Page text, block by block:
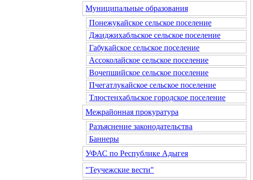
Муниципальные образования
Понежукайское сельское поселение
Джиджихабльское сельское поселение
Габукайское сельское поселение
Ассоколайское сельское поселение
Вочепшийское сельское поселение
Пчегатлукайское сельское поселение
Тлюстенхабльское городское поселение
Межрайонная прокуратура
Разъяснение законодательства
Баннеры
УФАС по Республике Адыгея
"Теучежские вести"